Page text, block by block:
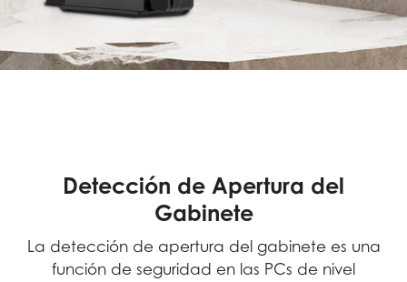
Detección de Apertura del
Gabinete
La detección de apertura del gabinete es una
función de seguridad en las PCs de nivel